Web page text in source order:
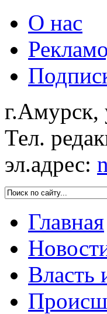
О нас
г.Амурск,
Тел.
эл.адрес:
Главная
Власть